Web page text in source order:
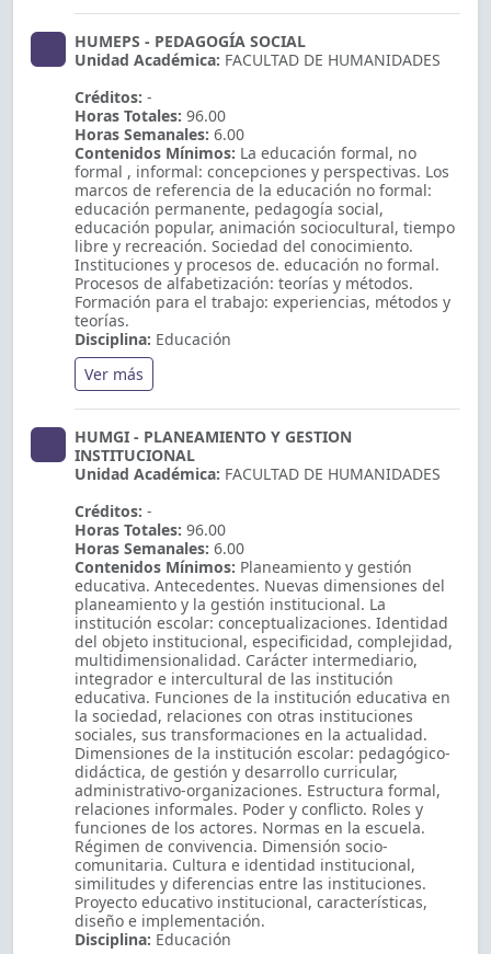
HUMEPS - PEDAGOGÍA SOCIAL
Unidad Académica: FACULTAD DE HUMANIDADES
Créditos: -
Horas Totales: 96.00
Horas Semanales: 6.00
Contenidos Mínimos: La educación formal, no
formal , informal: concepciones y perspectivas. Los
marcos de referencia de la educación no formal:
educación permanente, pedagogía social,
educación popular, animación sociocultural, tiempo
libre y recreación. Sociedad del conocimiento.
Instituciones y procesos de. educación no formal.
Procesos de alfabetización: teorías y métodos.
Formación para el trabajo: experiencias, métodos y
teorías.
Disciplina: Educación
Ver más
HUMGI - PLANEAMIENTO Y GESTION
INSTITUCIONAL
Unidad Académica: FACULTAD DE HUMANIDADES
Créditos: -
Horas Totales: 96.00
Horas Semanales: 6.00
Contenidos Mínimos: Planeamiento y gestión
educativa. Antecedentes. Nuevas dimensiones del
planeamiento y la gestión institucional. La
institución escolar: conceptualizaciones. Identidad
del objeto institucional, especificidad, complejidad,
multidimensionalidad. Carácter intermediario,
integrador e intercultural de las institución
educativa. Funciones de la institución educativa en
la sociedad, relaciones con otras instituciones
sociales, sus transformaciones en la actualidad.
Dimensiones de la institución escolar: pedagógico-
didáctica, de gestión y desarrollo curricular,
administrativo-organizaciones. Estructura formal,
relaciones informales. Poder y conflicto. Roles y
funciones de los actores. Normas en la escuela.
Régimen de convivencia. Dimensión socio-
comunitaria. Cultura e identidad institucional,
similitudes y diferencias entre las instituciones.
Proyecto educativo institucional, características,
diseño e implementación.
Disciplina: Educación